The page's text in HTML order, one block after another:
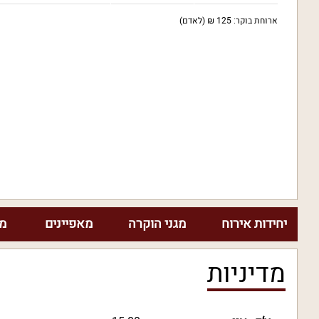
ארוחת בוקר: 125 ₪ (לאדם)
יחידות אירוח מגני הוקרה מאפיינים
מדיניות